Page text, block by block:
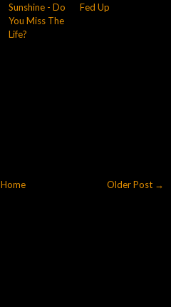
Sunshine - Do
You Miss The
Life?
Fed Up
Older Post →
Home